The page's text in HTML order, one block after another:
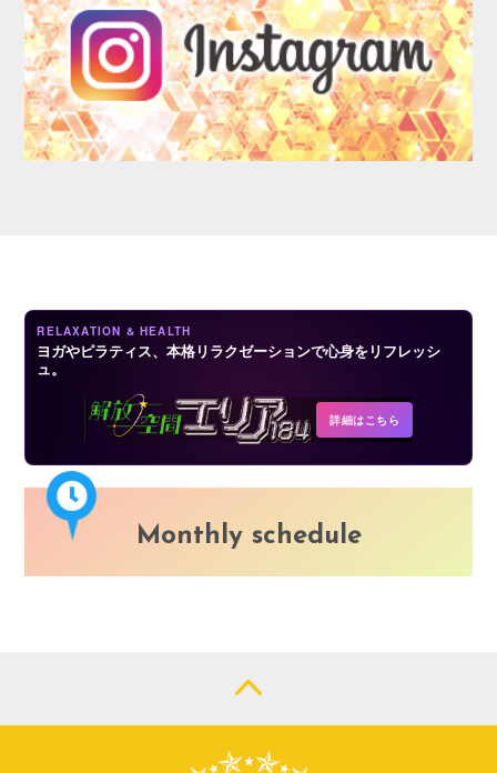
RELAXATION & HEALTH
ヨガやピラティス、本格リラクゼーションで心身をリフレッシ
ュ。
詳細はこちら
Monthly schedule